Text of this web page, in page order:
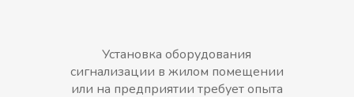
Установка оборудования
сигнализации в жилом помещении
или на предприятии требует опыта